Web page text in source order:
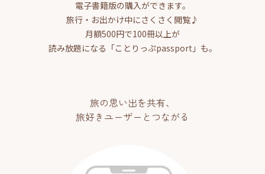
電子書籍版の購入ができます。
旅行・お出かけ中にさくさく閲覧♪
月額500円で100冊以上が
読み放題になる「ことりっぷpassport」も。
旅の思い出を共有、
旅好きユーザーとつながる